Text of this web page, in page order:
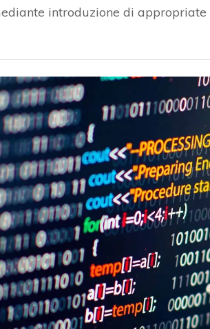
introduzione di appropriate